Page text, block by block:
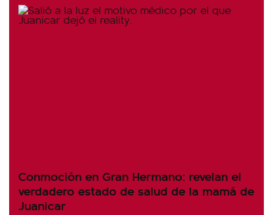
Conmoción en Gran Hermano: revelan el
verdadero estado de salud de la mamá de
Juanicar